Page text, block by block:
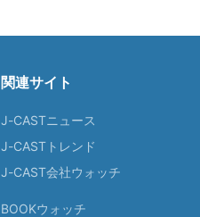
関連サイト
J-CASTニュース
J-CASTトレンド
J-CAST会社ウォッチ
BOOKウォッチ